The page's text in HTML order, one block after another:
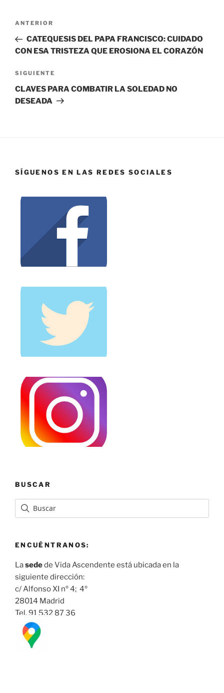
ANTERIOR
CATEQUESIS DEL PAPA FRANCISCO: CUIDADO
CON ESA TRISTEZA QUE EROSIONA EL CORAZÓN
SIGUIENTE
CLAVES PARA COMBATIR LA SOLEDAD NO
DESEADA
SÍGUENOS EN LAS REDES SOCIALES
BUSCAR
ENCUÉNTRANOS:
Lasedede Vida Ascendente está ubicada en la
siguiente dirección:
c/ Alfonso XI nº 4; 4º
28014 Madrid
Tel. 91 532 87 36